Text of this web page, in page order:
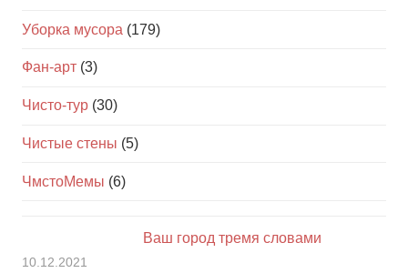
Уборка мусора (179)
Фан-арт (3)
Чисто-тур (30)
Чистые стены (5)
ЧмстоМемы (6)
Ваш город тремя словами
10.12.2021